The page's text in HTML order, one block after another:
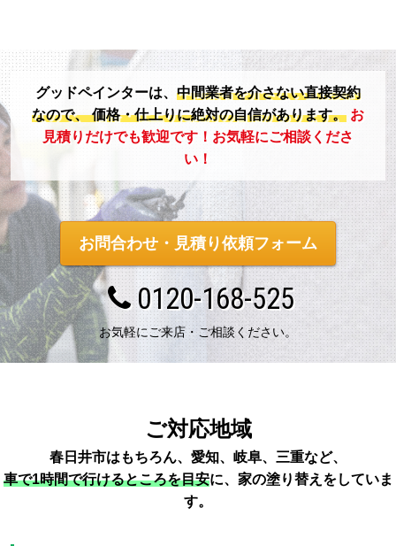
グッドペインターは、 中間業者を介さない直接契約
なので、価格・仕上りに絶対の自信があります。 お
見積りだけでも歓迎です！お気軽にご相談くださ
い！
お問合わせ・見積り依頼フォーム
0120-168-525
お気軽にご来店・ご相談ください。
ご対応地域
春日井市はもちろん、愛知、岐阜、三重など、
車で1時間で行けるところを目安に、家の塗り替えをしていま
す。